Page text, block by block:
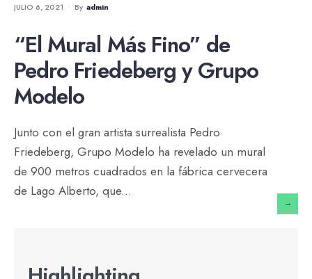
JULIO 6, 2021 • By Admin
“El Mural Más Fino” de
Pedro Friedeberg y Grupo
Modelo
Junto con el gran artista surrealista Pedro
Friedeberg, Grupo Modelo ha revelado un mural
de 900 metros cuadrados en la fábrica cervecera
de Lago Alberto, que...
→